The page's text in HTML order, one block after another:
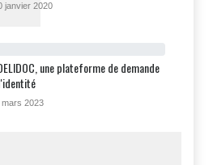
janvier 2020
une plateforme de demande
mars 2023